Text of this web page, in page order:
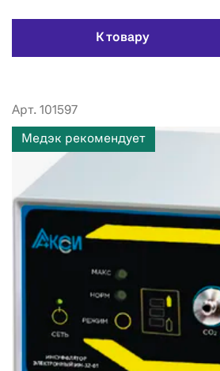
К товару
Арт. 101597
Медэк рекомендует